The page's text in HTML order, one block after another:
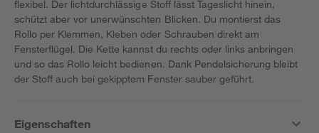
flexibel. Der lichtdurchlässige Stoff lässt Tageslicht hinein,
schützt aber vor unerwünschten Blicken. Du montierst das
Rollo per Klemmen, Kleben oder Schrauben direkt am
Fensterflügel. Die Kette kannst du rechts oder links anbringen
und so das Rollo leicht bedienen. Dank Pendelsicherung bleibt
der Stoff auch bei gekipptem Fenster sauber geführt.
Eigenschaften